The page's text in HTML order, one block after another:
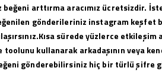
arttırma aracımız ücretsizdir.
gönderileriniz instagram keşfet
sürede yüzlerce etkileşim
toolunu kullanarak arkadaşının veya
gönderebilirsiniz hiç bir türlü şifre